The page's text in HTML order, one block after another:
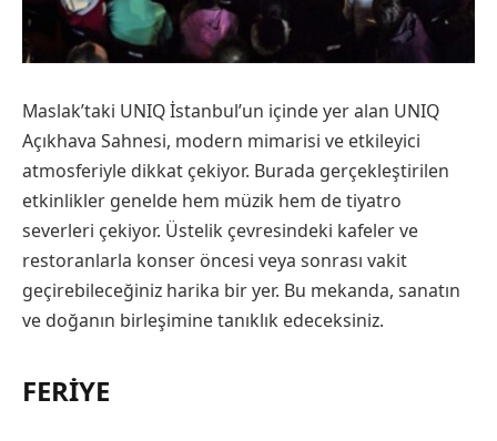
Maslak’taki UNIQ İstanbul’un içinde yer alan UNIQ
Açıkhava Sahnesi, modern mimarisi ve etkileyici
atmosferiyle dikkat çekiyor. Burada gerçekleştirilen
etkinlikler genelde hem müzik hem de tiyatro
severleri çekiyor. Üstelik çevresindeki kafeler ve
restoranlarla konser öncesi veya sonrası vakit
geçirebileceğiniz harika bir yer. Bu mekanda, sanatın
ve doğanın birleşimine tanıklık edeceksiniz.
FERIYE